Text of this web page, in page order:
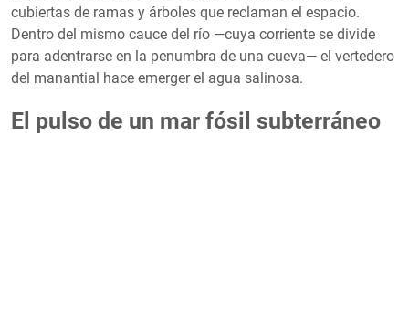
cubiertas de ramas y árboles que reclaman el espacio. ​
Dentro del mismo cauce del río —cuya corriente se divide
para adentrarse en la penumbra de una cueva— el vertedero
del manantial hace emerger el agua salinosa.
El pulso de un mar fósil subterráneo